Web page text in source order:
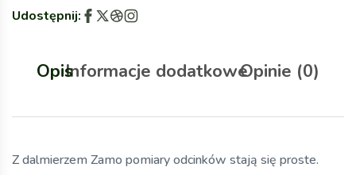
Udostępnij:
OpisInformacje dodatkoweOpinie (0)
Z dalmierzem Zamo pomiary odcinków stają się proste.